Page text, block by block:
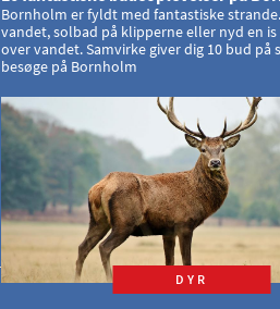
Bornholm er fyldt med fantastiske
vandet, solbad på klipperne eller nyd en
over vandet. Samvirke giver dig 10 bud på
besøge på Bornholm
DYR